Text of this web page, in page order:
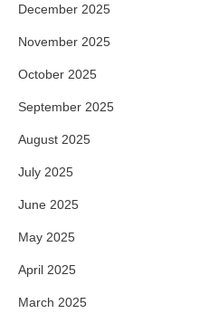
December 2025
November 2025
October 2025
September 2025
August 2025
July 2025
June 2025
May 2025
April 2025
March 2025